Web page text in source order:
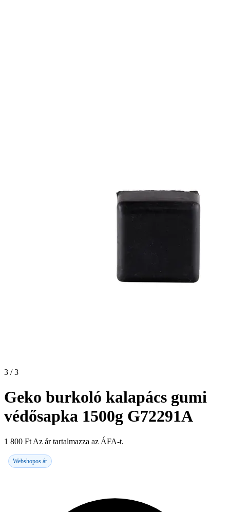
3 / 3
Geko burkoló kalapács gumi
védősapka 1500g G72291A
1 800 Ft Az ár tartalmazza az ÁFA-t.
Webshopos ár